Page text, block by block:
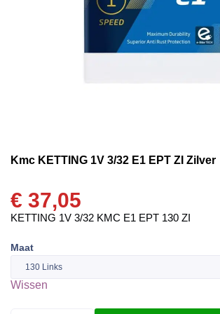
Kmc KETTING 1V 3/32 E1 EPT ZI Zilver
€ 37,05
KETTING 1V 3/32 KMC E1 EPT 130 ZI
Maat
Wissen